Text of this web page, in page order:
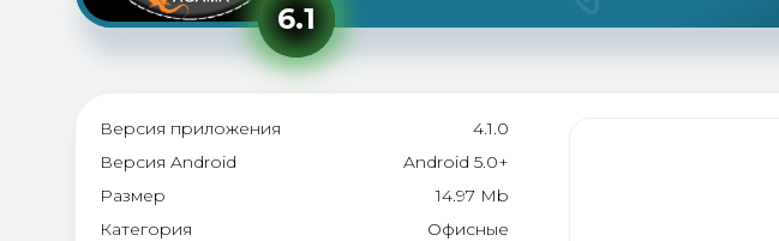
6.1
Версия приложения
4.1.0
Версия Android
Android 5.0+
Размер
14.97 Mb
Категория
Офисные